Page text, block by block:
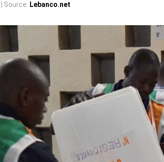
| Source: Lebanco.net